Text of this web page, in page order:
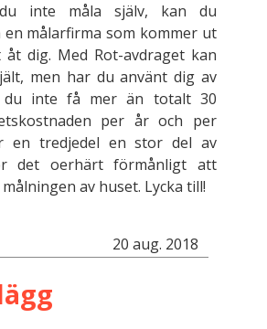
inte måla själv, kan du
målarfirma som kommer ut
dig. Med Rot-avdraget kan
men har du använt dig av
du inte få mer än totalt 30
per år och per
en tredjedel en stor del av
det oerhärt förmånligt att
av huset. Lycka till!
20 aug. 2018